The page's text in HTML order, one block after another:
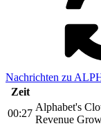
Nachrichten zu
Zeit
00:27
Alphabet's
Revenue